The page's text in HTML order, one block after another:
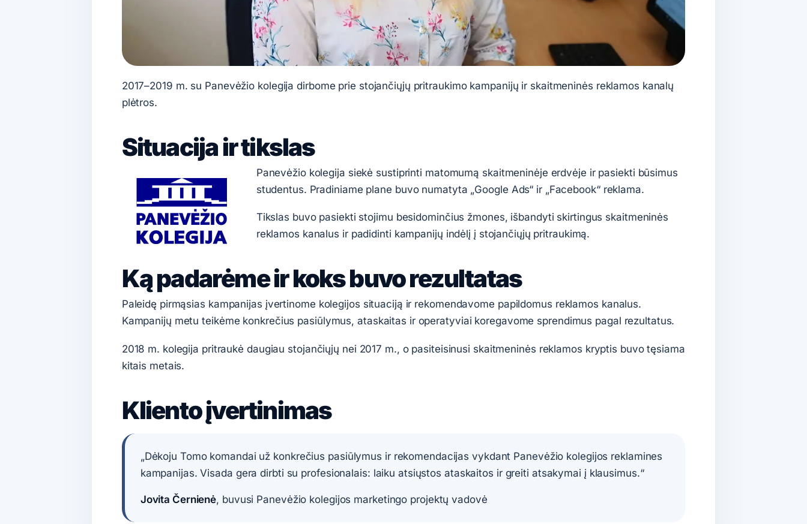
2017–2019 m. su Panevėžio kolegija dirbome prie stojančiųjų pritraukimo kampanijų ir skaitmeninės reklamos kanalų
plėtros.
Situacija ir tikslas
Panevėžio kolegija siekė sustiprinti matomumą skaitmeninėje erdvėje ir pasiekti būsimus
studentus. Pradiniame plane buvo numatyta „Google Ads“ ir „Facebook“ reklama.
Tikslas buvo pasiekti stojimu besidominčius žmones, išbandyti skirtingus skaitmeninės
reklamos kanalus ir padidinti kampanijų indėlį į stojančiųjų pritraukimą.
Ką padarėme ir koks buvo rezultatas
Paleidę pirmąsias kampanijas įvertinome kolegijos situaciją ir rekomendavome papildomus reklamos kanalus.
Kampanijų metu teikėme konkrečius pasiūlymus, ataskaitas ir operatyviai koregavome sprendimus pagal rezultatus.
2018 m. kolegija pritraukė daugiau stojančiųjų nei 2017 m., o pasiteisinusi skaitmeninės reklamos kryptis buvo tęsiama
kitais metais.
Kliento įvertinimas
„Dėkoju Tomo komandai už konkrečius pasiūlymus ir rekomendacijas vykdant Panevėžio kolegijos reklamines
kampanijas. Visada gera dirbti su profesionalais: laiku atsiųstos ataskaitos ir greiti atsakymai į klausimus.“
Jovita Černienė, buvusi Panevėžio kolegijos marketingo projektų vadovė